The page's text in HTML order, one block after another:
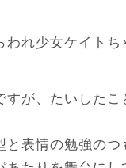
われ少女ケイト
すが、たいした
と表情の勉強の